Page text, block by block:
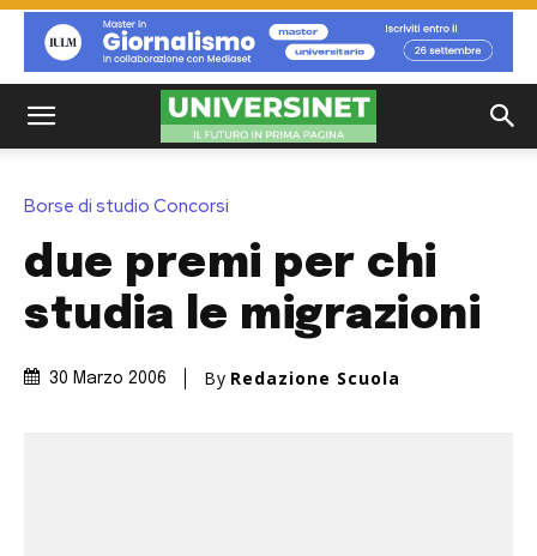
Borse di studio Concorsi
due premi per chi
studia le migrazioni
30 Marzo 2006 By Redazione Scuola